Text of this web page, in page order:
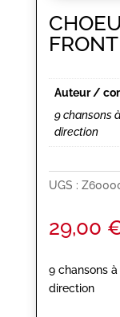
Auteur /
9 chansons
direction
UGS :
29,00
9 chansons
direction